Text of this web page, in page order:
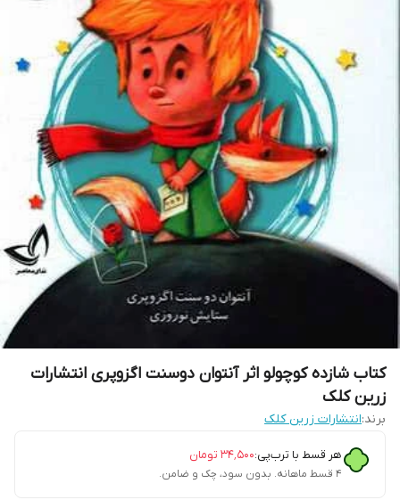
کتاب شازده کوچولو اثر آنتوان دوسنت اگزوپری انتشارات
زرین کلک
برند:انتشارات زرین کلک
هر قسط با ترب‌پی:۳۴٬۵۰۰ تومان
۴ قسط ماهانه. بدون سود، چک و ضامن.